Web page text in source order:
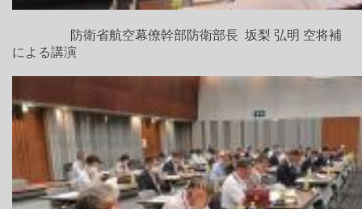
防衛省航空幕僚幹部防衛部長 坂梨 弘明 空将補
による講演